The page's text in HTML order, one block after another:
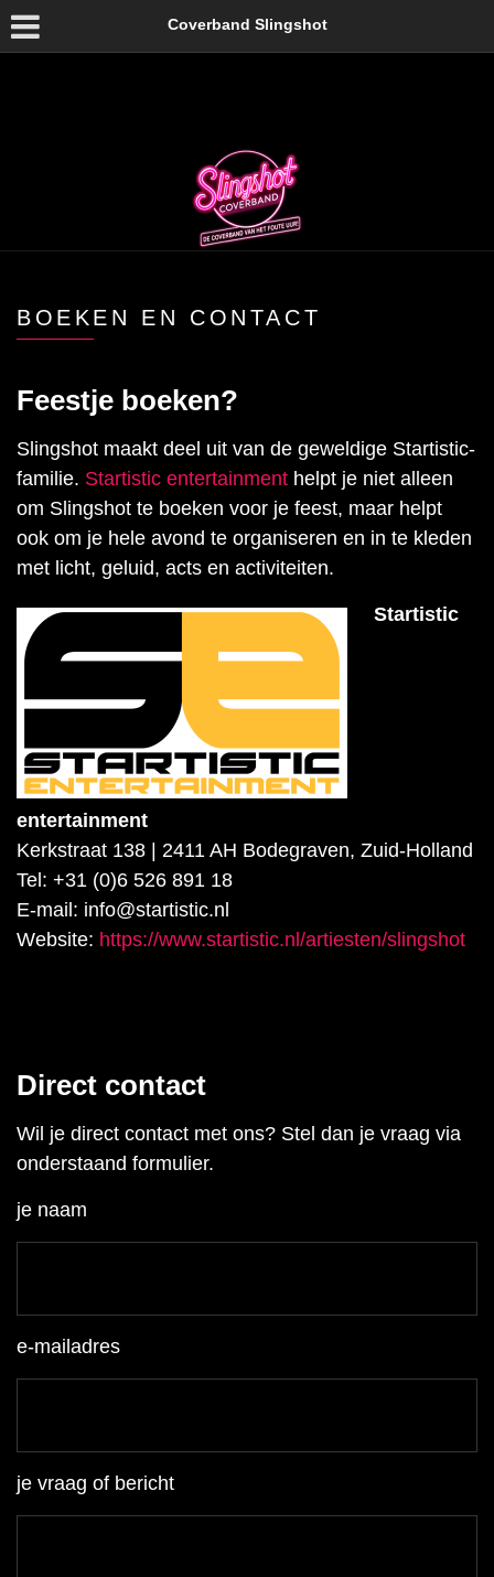
Coverband Slingshot
BOEKEN EN CONTACT
Feestje boeken?
Slingshot maakt deel uit van de geweldige Startistic-
familie. Startistic entertainment helpt je niet alleen
om Slingshot te boeken voor je feest, maar helpt
ook om je hele avond te organiseren en in te kleden
met licht, geluid, acts en activiteiten.
Startistic
entertainment
Kerkstraat 138 | 2411 AH Bodegraven, Zuid-Holland
Tel: +31 (0)6 526 891 18
E-mail: info@startistic.nl
Website: https://www.startistic.nl/artiesten/slingshot
Direct contact
Wil je direct contact met ons? Stel dan je vraag via
onderstaand formulier.
je naam
e-mailadres
je vraag of bericht